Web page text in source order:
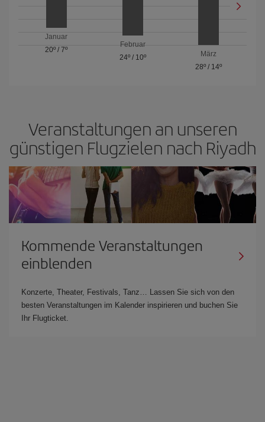
Januar
20º /7º
Februar
24º/ 10º
März
28º / 14º
Veranstaltungen an unseren
günstigen Flugzielen nach Riyadh
Kommende Veranstaltungen
einblenden
Konzerte, Theater, Festivals, Tanz… Lassen Sie sich von den
besten Veranstaltungen im Kalender inspirieren und buchen Sie
Ihr Flugticket.